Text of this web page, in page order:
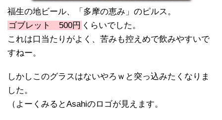
福生の地ビール、「多摩の恵み」のピルス。
ゴブレット 500円 くらいでした。
これは口当たりがよく、苦みも控えめで飲みやすいで
すねー。
しかしこのグラスはないやろｗと突っ込みたくなりま
した。
（よーくみるとAsahiのロゴが見えます。